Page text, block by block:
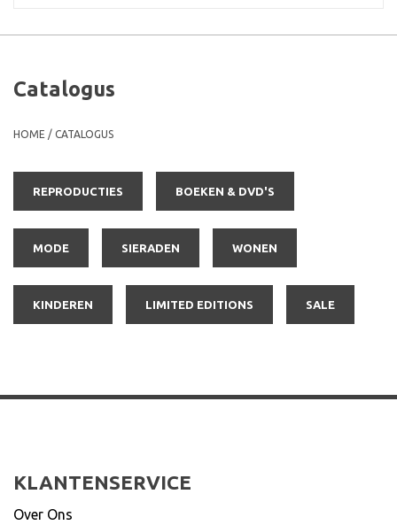
Catalogus
HOME / CATALOGUS
REPRODUCTIES BOEKEN & DVD'S
MODE SIERADEN WONEN
KINDEREN LIMITED EDITIONS SALE
KLANTENSERVICE
Over Ons